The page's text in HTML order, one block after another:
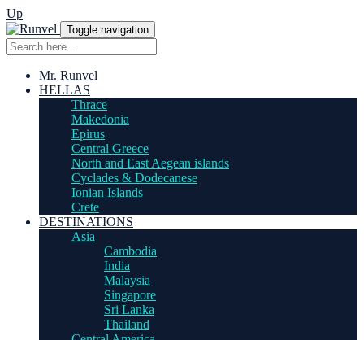
Up
Toggle navigation
Mr. Runvel
HELLAS
Thrace
Makedonia
Epirus
Central Greece
North and East Aegean islands
Cyclades & Dodecanese
Ionian Islands
Crete
DESTINATIONS
Asia
Cambodia
India
Malaysia
Singapore
Sri Lanka
Thailand